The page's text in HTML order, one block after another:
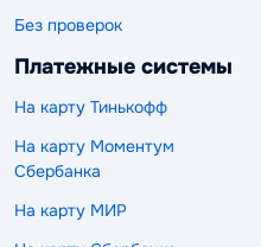
Без проверок
Платежные системы
На карту Тинькофф
На карту Моментум
Сбербанка
На карту МИР